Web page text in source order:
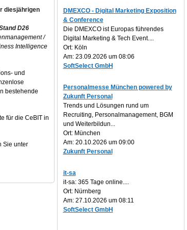
diesjährigen
D26
/
Intelligence
und
bestehende
für die CeBIT in
Sie unter
DMEXCO - Digital Marketing Exposition
& Conference
Die DMEXCO ist Europas führendes
Digital Marketing & Tech Event....
Ort: Köln
Am: 23.09.2026 um 08:06
SoftSelect GmbH
Personalmesse München powered by
Zukunft Personal
Trends und Lösungen rund um
Recruiting, Personalmanagement, BGM
und Weiterbildun...
Ort: München
Am: 20.10.2026 um 09:00
Zukunft Personal
it-sa
it-sa: 365 Tage online....
Ort: Nürnberg
Am: 27.10.2026 um 08:11
SoftSelect GmbH